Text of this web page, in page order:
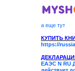
а еще тут
КУПИТЬ
https://
ЕАЭС N RU